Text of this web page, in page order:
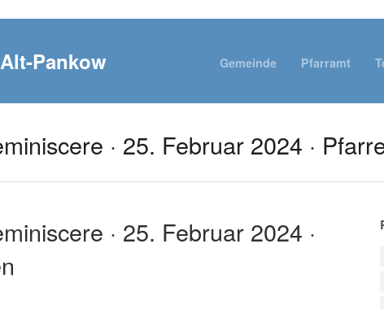
Gemeinde Pfarramt
· 25. Februar 2024 ·
· 25. Februar 2024 ·